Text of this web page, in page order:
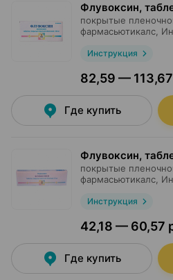
Флувоксин,
покрытые
фармасьютикалс ,
Инструкция
82,59 —
Где купить
Флувоксин,
покрытые
фармасьютикалс ,
Инструкция
42,18 — 60,57
Где купить